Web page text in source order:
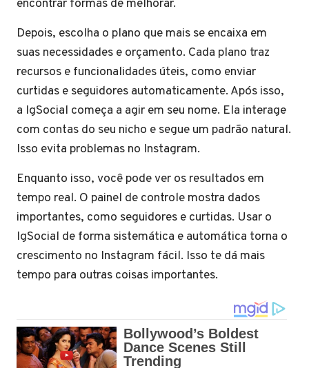
encontrar formas de melhorar.
Depois, escolha o plano que mais se encaixa em
suas necessidades e orçamento. Cada plano traz
recursos e funcionalidades úteis, como enviar
curtidas e seguidores automaticamente. Após isso,
a IgSocial começa a agir em seu nome. Ela interage
com contas do seu nicho e segue um padrão natural.
Isso evita problemas no Instagram.
Enquanto isso, você pode ver os resultados em
tempo real. O painel de controle mostra dados
importantes, como seguidores e curtidas. Usar o
IgSocial de forma sistemática e automática torna o
crescimento no Instagram fácil. Isso te dá mais
tempo para outras coisas importantes.